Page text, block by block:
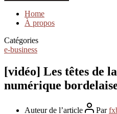
Home
À propos
Catégories
e-business
[vidéo] Les têtes de
numérique
Auteur de l’article Par